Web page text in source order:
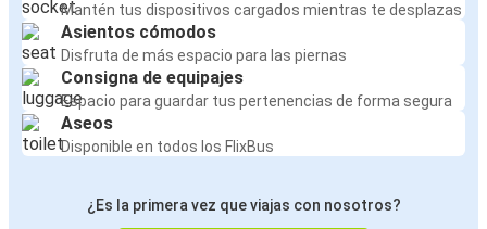
Mantén tus dispositivos cargados mientras te desplazas
Asientos cómodos
Disfruta de más espacio para las piernas
Consigna de equipajes
Espacio para guardar tus pertenencias de forma segura
Aseos
Disponible en todos los FlixBus
¿Es la primera vez que viajas con nosotros?